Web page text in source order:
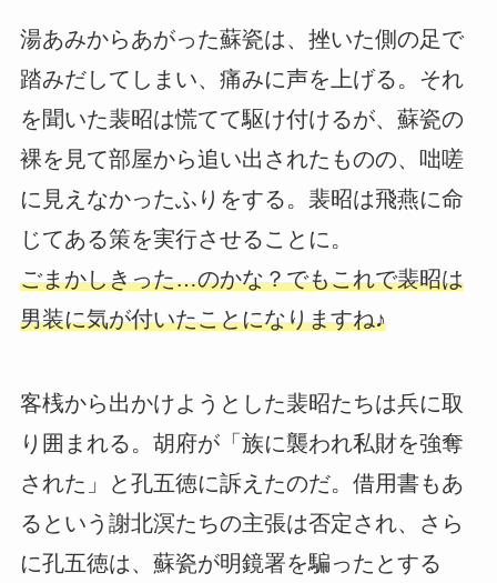
湯あみからあがった蘇瓷は、挫いた側の足で
踏みだしてしまい、痛みに声を上げる。それ
を聞いた裴昭は慌てて駆け付けるが、蘇瓷の
裸を見て部屋から追い出されたものの、咄嗟
に見えなかったふりをする。裴昭は飛燕に命
じてある策を実行させることに。
ごまかしきった…のかな？でもこれで裴昭は
男装に気が付いたことになりますね♪
客桟から出かけようとした裴昭たちは兵に取
り囲まれる。胡府が「族に襲われ私財を強奪
された」と孔五徳に訴えたのだ。借用書もあ
るという謝北溟たちの主張は否定され、さら
に孔五徳は、蘇瓷が明鏡署を騙ったとする